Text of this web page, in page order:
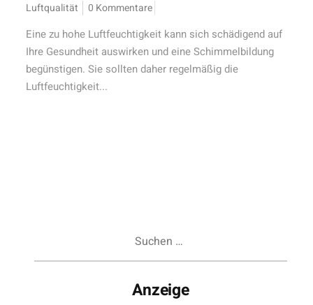
Luftqualität 0 Kommentare
Eine zu hohe Luftfeuchtigkeit kann sich schädigend auf
Ihre Gesundheit auswirken und eine Schimmelbildung
begünstigen. Sie sollten daher regelmäßig die
Luftfeuchtigkeit...
Anzeige